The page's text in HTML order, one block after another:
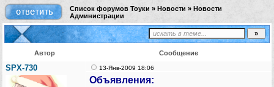
Список форумов Тоуки » Новости » Новости
Администрации
Автор Сообщение
SPX-730 13-Янв-2009 18:06
Объявления: